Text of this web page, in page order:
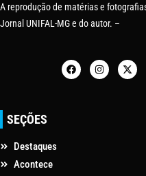
A reprodução de matérias e
Jornal UNIFAL-MG e do autor. –
SEÇÕES
Destaques
Acontece